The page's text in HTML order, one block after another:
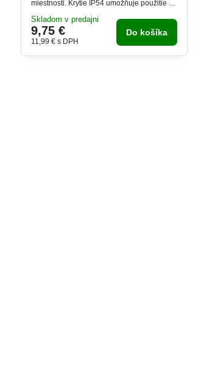
miestnosti. Krytie IP54 umožňuje použitie v
chodieb, terás či technických miestností.
Moderný dizajn, vysoký svetelný tok až
2400 lm a jednoduchá montáž na stenu
univerzálne riešenie pre domácnosti aj...
Skladom v predajni
9,75 €
11,99 € s DPH
Do košíka